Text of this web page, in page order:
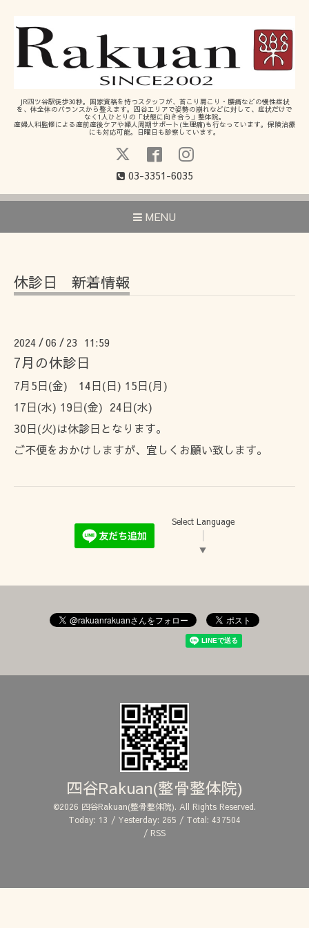
JR四ツ谷駅徒歩30秒。国家資格を持つスタッフが、首こり肩こり・腰痛などの慢性症状
を、体全体のバランスから整えます。四谷エリアで姿勢の崩れなどに対して、症状だけで
なく1人ひとりの「状態に向き合う」整体院。
産婦人科監修による産前産後ケアや婦人周期サポート(生理痛)も行なっています。保険治療
にも対応可能。日曜日も診察しています。
03-3351-6035
MENU
休診日 新着情報
2024 /06 / 23 11:59
7月の休診日
7月5日(金) 14日(日) 15日(月)
17日(水) 19日(金) 24日(水)
30日(火)は休診日となります。
ご不便をおかけしますが、宜しくお願い致します。
Select Language
▼
四谷Rakuan(整骨整体院)
©2026 四谷Rakuan(整骨整体院). All Rights Reserved.
Today: 13 / Yesterday: 265 / Total: 437504
/ RSS